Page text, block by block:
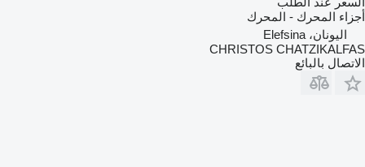
أجزاء المحرك - المحرك
اليونان، Elefsina
CHRISTOS CHATZIKALFAS
الاتصال بالبائع